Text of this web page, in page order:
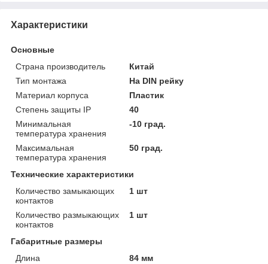
Характеристики
Основные
Страна производитель
Китай
Тип монтажа
На DIN рейку
Материал корпуса
Пластик
Степень защиты IP
40
Минимальная
температура хранения
-10 град.
Максимальная
температура хранения
50 град.
Технические характеристики
Количество замыкающих
контактов
1 шт
Количество размыкающих
контактов
1 шт
Габаритные размеры
Длина
84 мм